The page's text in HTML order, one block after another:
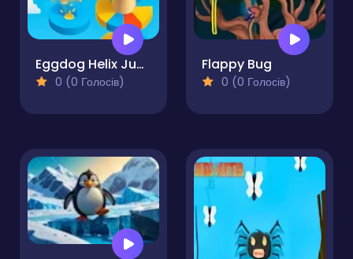
Eggdog Helix Jumper
0 (0 Голосів)
Flappy Bug
0 (0 Голосів)